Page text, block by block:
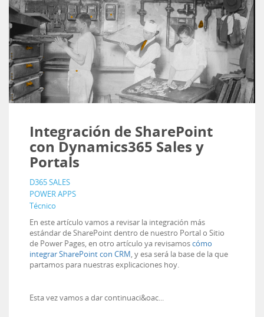
Integración de SharePoint
con Dynamics365 Sales y
Portals
D365 SALES
POWER APPS
Técnico
En este artículo vamos a revisar la integración más
estándar de SharePoint dentro de nuestro Portal o Sitio
de Power Pages, en otro artículo ya revisamoscómo
integrar SharePoint con CRM, y esa será la base de la que
partamos para nuestras explicaciones hoy.
Esta vez vamos a dar continuaci&oac...